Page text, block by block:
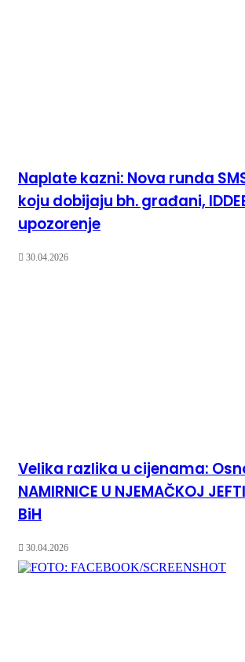
Naplate kazni: Nova runda
koju dobijaju bh. građani,
upozorenje
30.04.2026
Velika razlika u cijenama:
NAMIRNICE U NJEMAČKOJ
BiH
30.04.2026